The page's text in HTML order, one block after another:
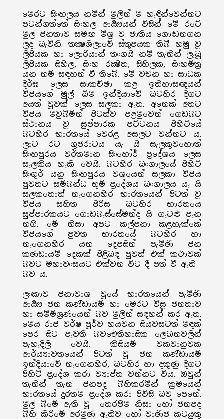
මෙරට සිංහලය නමින් මුලින් ම හැඳින්වෙන්නට
පටන්ගත්තේ සිංහල ආර්‍ය්‍යයන් විසින් මේ රටේ
මුල් ජනතාව සමඟ මිශ්‍ර ව ජාතිය ගොඬනගන
ලද බැවිනි. තක්‍ෂශිලාවේ ස්තූපයක තිබී හමු වූ
ලිපියක හා ලොරියාන් තංගයි නම් තැනින් ලැබූ
ලිපියක සිහිල, සිංහ රක්‍ෂිත, සිහිලක, සිංහමිත‍්‍ර
යන නම් සඳහන් වී තිබේ. මේ වචන හා සාධක
දීර්ඝ ලෙස සාකච්ඡා කළ ඉතිහාසඥයන්
විජයගේ මුල් බිම ඉන්දියාවේ බටහිර දිගට
අයත් වූවක් ලෙස සලකා ඇත. අනෙක් අතට
විජය මවුබිමින් පිටත්ව පළමුවෙන් ගෙඩබට
ස්ථානය වූ සුප්පාරක පට්ටනය පිහිටියේ
බටහිර භාරතයේ වෙරළ අසලට වන්නට ය.
ලාට රට ගුජරාටය යැ යි සැලකුවහොත්
සිංහපුරය වර්තමාන සිංහෝර් ප්‍රදේශය ලෙස
සැලකිය හැකි වෙයි. බටහිර බංගාලයේ පිහිටි
සිංගූර් යනු සිංහපුරය වශයෙන් සලකා විජය
පුවතට සම්බන්ධ භූමි ප්‍රදේශය බංගාලය යැ යි
සලකතොත් නැගෙනහිර භාරතයෙන් පිටත් වූ
විජය සහිත පිරිස බටහිර භාරතයෙ
සුප්පාරකයට ගොඩබැස්සේමන්ද යි ගැටළු පැන
නගී. මේ නිසා අපට කල්පනා කළහැක්කේ
විජයගේ පුවත භාරතයේ බටහිර හා
නැගෙනහිර යන දෙපසින් පැමිණි ජන
කණ්ඩායම් දෙකක් පිළිබඳ පුවත් එක් කථාවක්
බවට මහාවංසයට එක්වන විට දී පත් වී ඇති
බව ය.
ලංකාව ජනාවාශ වූයේ භාරතයෙන් පැමිණි
ආර්‍ය්‍ය ජන කණ්ඩායම් හා මෙරට විසූ ජනතාව
හා සම්මිශ්‍රණයෙන් බව මුලින් සඳහන් කර ඇත.
මෙය රාජ වර්ෂ පූර්ව හයවන සියවසටත් මඳක්
පෙර සිට පැවති බවඓතිහාසික ලේඛනවලින්
පැහැදිලි වෙයි. කිසියම් වකවානුවක
ආර්ය්‍යාවතයෙන් පිටත් වූ ජන කණ්ඩායම්
ඉන්දියාවේ නැගෙනහිර, බටහිර හා දකුණු දිගට
පිහිටි ප්‍රදේශ කරා ව්‍යාප්ත වන්නට විය. ඔවුන්
තැනින් තැන ජනපද බිහිකරමින් ක්‍රමයෙන්
භාරතයේ දුරතම ප්‍රදේශ කරා පිවිසි බව පෙනේ.
මුල් බිමේ ඇති වූ තෙරපීම නිසා හෝ ජනපද
බිහි කිරිමේ අරමුණ ඇතිව හෝ වාණිජ කටයුතු